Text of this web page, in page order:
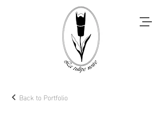
Back to Portfolio